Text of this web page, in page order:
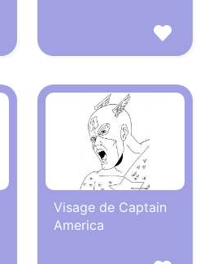
Visage de Captain
America